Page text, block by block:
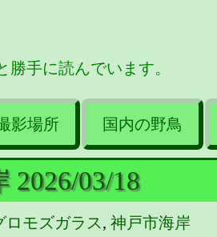
勝手に読んでいます。
影場所 国内の野鳥
2026/03/18
ロモズガラス, 神戸市海岸